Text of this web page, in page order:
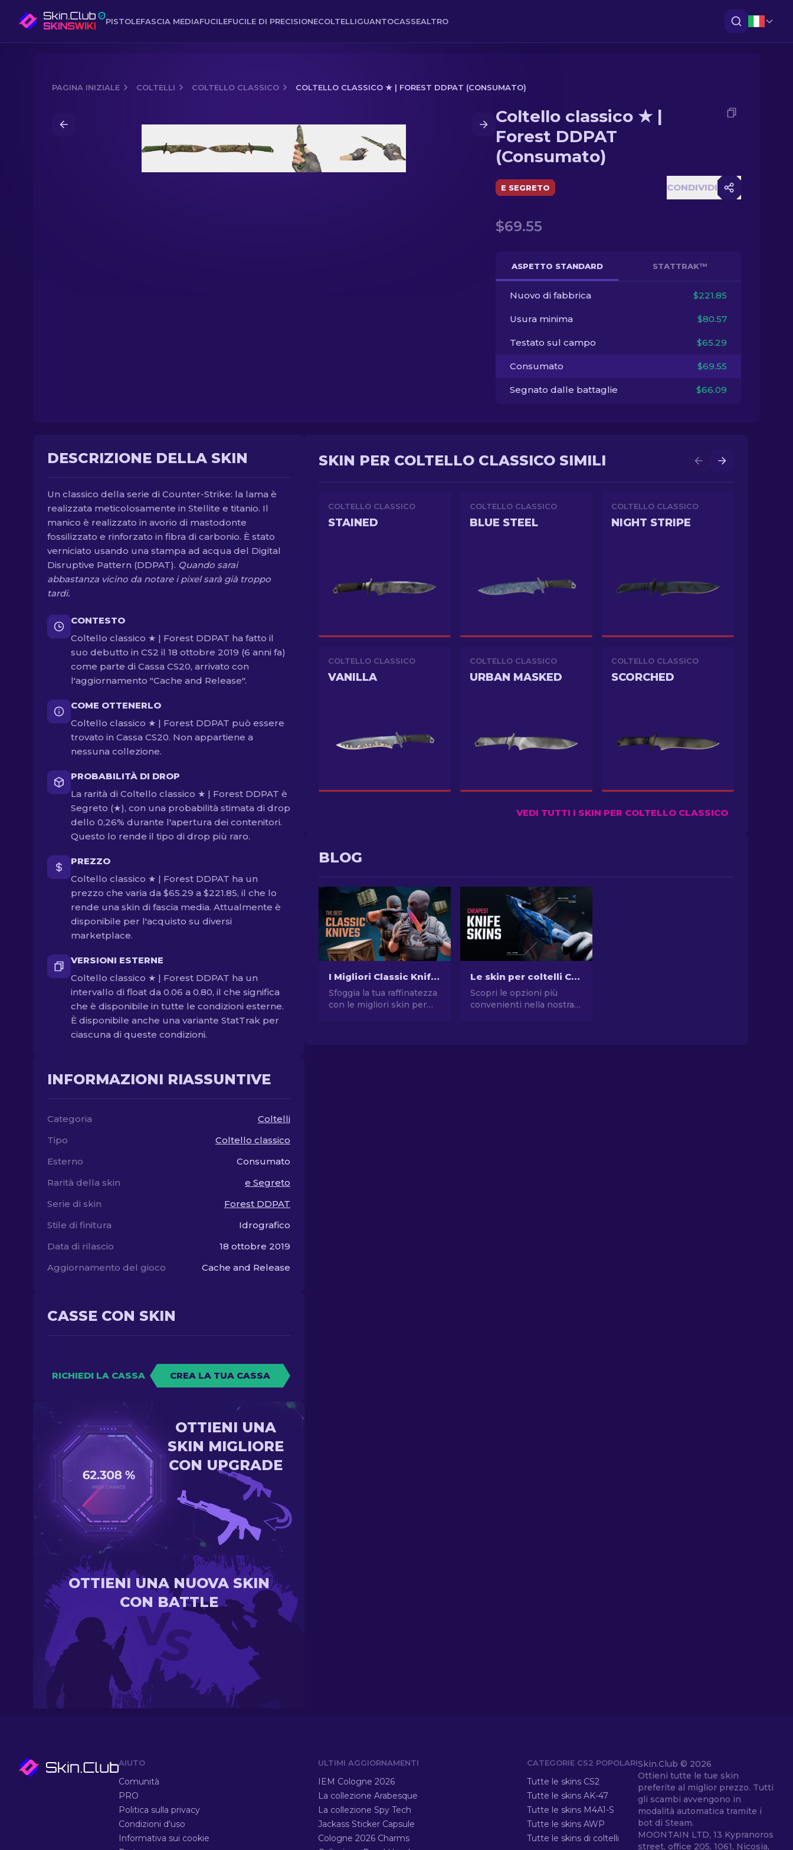
PISTOLEFASCIA MEDIAFUCILEFUCILE DI PRECISIONECOLTELLIGUANTOCASSEALTRO
PAGINA INIZIALE COLTELLI COLTELLO CLASSICO COLTELLO CLASSICO ★ | FOREST DDPAT (CONSUMATO)
Coltello classico ★ | Forest DDPAT (Consumato)
Coltello classico ★ |
Forest DDPAT
(Consumato)
E SEGRETO CONDIVIDI
$69.55
ASPETTO STANDARD STATTRAK™
Nuovo di fabbrica $221.85
Usura minima $80.57
Testato sul campo $65.29
Consumato $69.55
Segnato dalle battaglie $66.09
DESCRIZIONE DELLA SKIN
Un classico della serie di Counter-Strike: la lama è
realizzata meticolosamente in Stellite e titanio. Il
manico è realizzato in avorio di mastodonte
fossilizzato e rinforzato in fibra di carbonio. È stato
verniciato usando una stampa ad acqua del Digital
Disruptive Pattern (DDPAT). Quando sarai
abbastanza vicino da notare i pixel sarà già troppo
tardi.
CONTESTO
Coltello classico ★ | Forest DDPAT ha fatto il
suo debutto in CS2 il 18 ottobre 2019 (6 anni fa)
come parte di Cassa CS20, arrivato con
l'aggiornamento "Cache and Release".
COME OTTENERLO
Coltello classico ★ | Forest DDPAT può essere
trovato in Cassa CS20. Non appartiene a
nessuna collezione.
PROBABILITÀ DI DROP
La rarità di Coltello classico ★ | Forest DDPAT è
Segreto (★), con una probabilità stimata di drop
dello 0,26% durante l'apertura dei contenitori.
Questo lo rende il tipo di drop più raro.
PREZZO
Coltello classico ★ | Forest DDPAT ha un
prezzo che varia da $65.29 a $221.85, il che lo
rende una skin di fascia media. Attualmente è
disponibile per l'acquisto su diversi
marketplace.
VERSIONI ESTERNE
Coltello classico ★ | Forest DDPAT ha un
intervallo di float da 0.06 a 0.80, il che significa
che è disponibile in tutte le condizioni esterne.
È disponibile anche una variante StatTrak per
ciascuna di queste condizioni.
INFORMAZIONI RIASSUNTIVE
Categoria
Coltelli
Tipo
Coltello classico
Esterno
Consumato
Rarità della skin
e Segreto
Serie di skin
Forest DDPAT
Stile di finitura
Idrografico
Data di rilascio
18 ottobre 2019
Aggiornamento del gioco
Cache and Release
CASSE CON SKIN
RICHIEDI LA CASSA CREA LA TUA CASSA
OTTIENI UNA
SKIN MIGLIORE
CON UPGRADE
OTTIENI UNA NUOVA SKIN
CON BATTLE
SKIN PER COLTELLO CLASSICO SIMILI
COLTELLO CLASSICO
STAINED
COLTELLO CLASSICO
BLUE STEEL
COLTELLO CLASSICO
NIGHT STRIPE
COLTELLO CLASSICO
VANILLA
COLTELLO CLASSICO
URBAN MASKED
COLTELLO CLASSICO
SCORCHED
VEDI TUTTI I SKIN PER COLTELLO CLASSICO
BLOG
I Migliori Classic Knife di CS2 [2026]
Sfoggia la tua raffinatezza
con le migliori skin per
Le skin per coltelli CS2 più economiche [2026]
Scopri le opzioni più
convenienti nella nostra
AIUTO
Comunità
PRO
Politica sulla privacy
Condizioni d'uso
Informativa sui cookie
ULTIMI AGGIORNAMENTI
IEM Cologne 2026
La collezione Arabesque
La collezione Spy Tech
Jackass Sticker Capsule
Cologne 2026 Charms
CATEGORIE CS2 POPOLARI
Tutte le skins CS2
Tutte le skins AK-47
Tutte le skins M4A1-S
Tutte le skins AWP
Tutte le skins di coltelli
Skin.Club © 2026
Ottieni tutte le tue skin
preferite al miglior prezzo. Tutti
gli scambi avvengono in
modalità automatica tramite i
bot di Steam.
MOONTAIN LTD, 13 Kypranoros
street, office 205, 1061, Nicosia,